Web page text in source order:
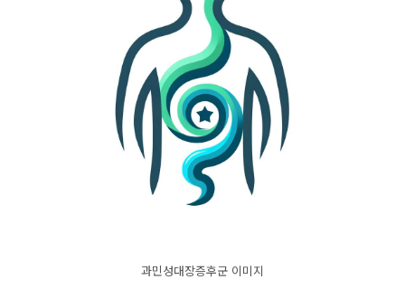
과민성대장증후군 이미지